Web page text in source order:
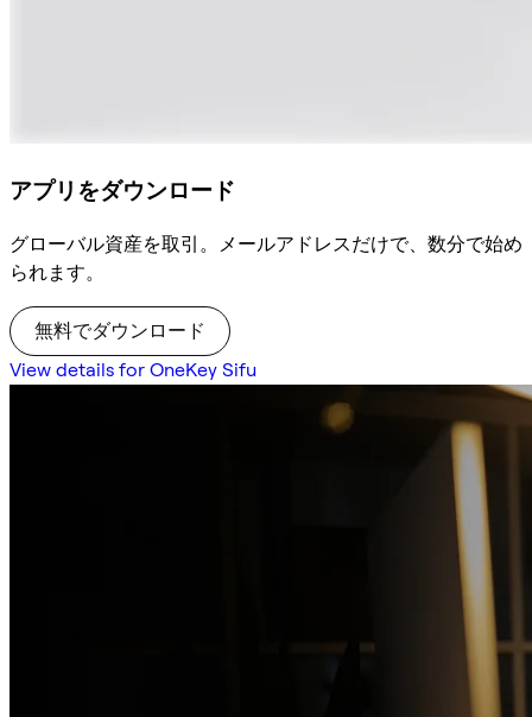
アプリをダウンロード
グローバル資産を取引。メールアドレスだけで、数分で始め
られます。
無料でダウンロード
View details for OneKey Sifu